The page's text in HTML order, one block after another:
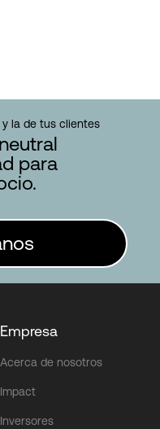
la de tus clientes
para
Empresa
Acerca de nosotros
Impact
Inversores